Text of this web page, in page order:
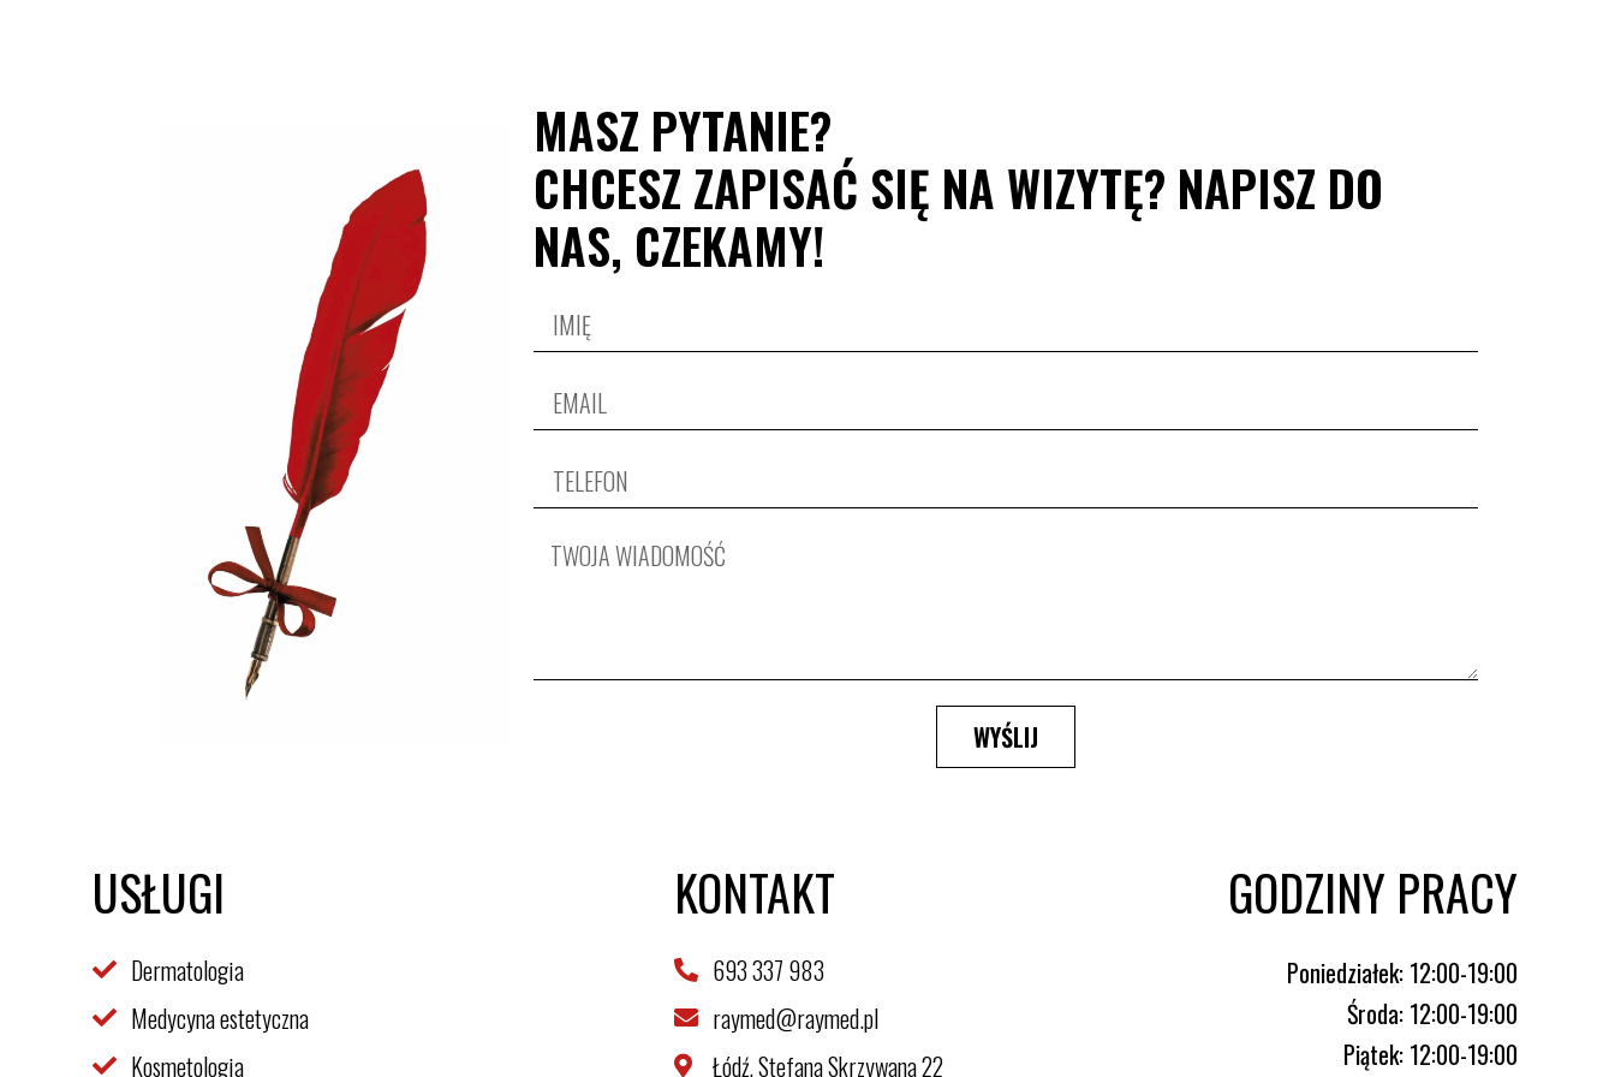
MASZ PYTANIE?
CHCESZ ZAPISAĆ SIĘ NA WIZYTĘ? NAPISZ DO
NAS, CZEKAMY!
WYŚLIJ
USŁUGI
Dermatologia
Medycyna estetyczna
Kosmetologia
KONTAKT
693 337 983
raymed@raymed.pl
Łódź, Stefana Skrzywana 22
GODZINY PRACY
Poniedziałek: 12:00-19:00
Środa: 12:00-19:00
Piątek: 12:00-19:00